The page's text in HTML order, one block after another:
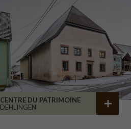
CENTRE DU PATRIMOINE
DEHLINGEN